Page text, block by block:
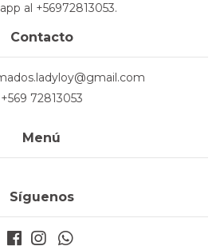
al +56972813053.
Contacto
+569 72813053
Menú
Síguenos